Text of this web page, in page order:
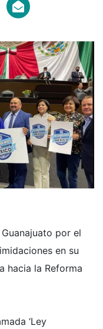
por el
en su
hacia la Reforma
‘Ley